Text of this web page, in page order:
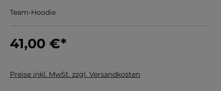
Team-Hoodie
41,00 €*
Preise inkl. MwSt. zzgl. Versandkosten